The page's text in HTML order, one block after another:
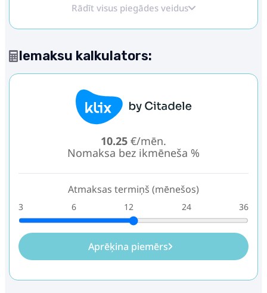
Rādīt visus piegādes veidus
Iemaksu kalkulators:
10.25 €/mēn.
Nomaksa bez ikmēneša %
Atmaksas termiņš (mēnešos)
3 6 12 24 36
Aprēķina piemērs